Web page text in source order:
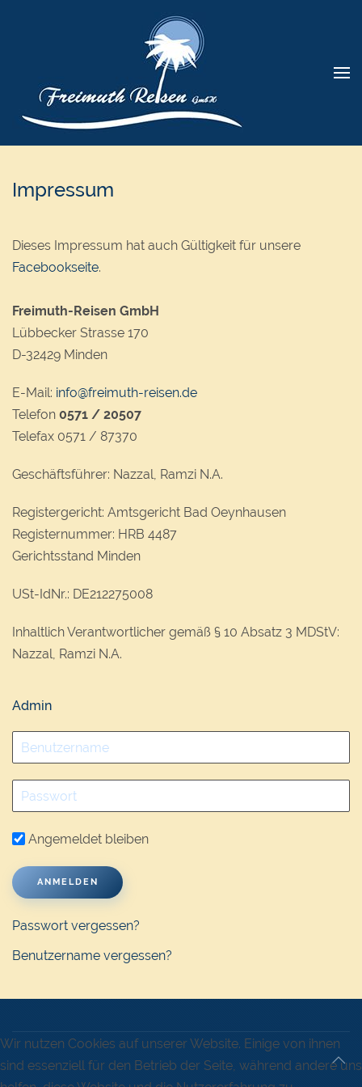
Impressum
Dieses Impressum hat auch Gültigkeit für unsere
Facebookseite.
Freimuth-Reisen GmbH
Lübbecker Strasse 170
D-32429 Minden
E-Mail: info@freimuth-reisen.de
Telefon 0571 / 20507
Telefax 0571 / 87370
Geschäftsführer: Nazzal, Ramzi N.A.
Registergericht: Amtsgericht Bad Oeynhausen
Registernummer: HRB 4487
Gerichtsstand Minden
USt-IdNr.: DE212275008
Inhaltlich Verantwortlicher gemäß § 10 Absatz 3 MDStV:
Nazzal, Ramzi N.A.
Admin
Angemeldet bleiben
ANMELDEN
Passwort vergessen?
Benutzername vergessen?
Wir nutzen Cookies auf unserer Website. Einige von ihnen
sind essenziell für den Betrieb der Seite, während andere uns